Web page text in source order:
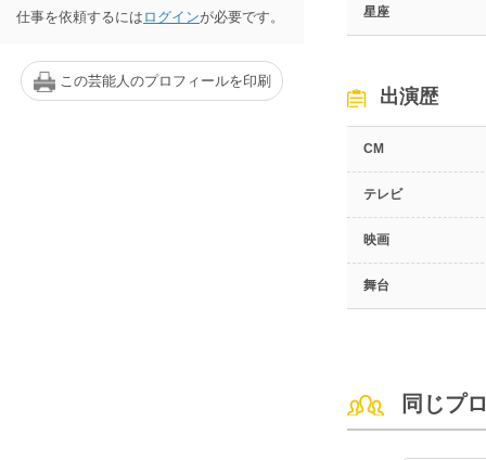
仕事を依頼するには ログインが必要です。
この芸能人のプロフィールを印刷
星座
出演歴
CM
テレビ
映画
舞台
同じプ